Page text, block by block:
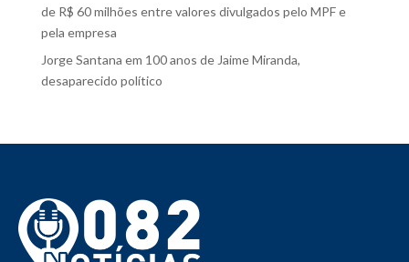
de R$ 60 milhões entre valores divulgados pelo MPF e
pela empresa
Jorge Santana em 100 anos de Jaime Miranda,
desaparecido político